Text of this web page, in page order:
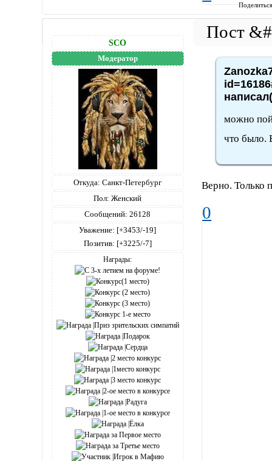
SCO
Модератор
Откуда: Санкт-Петербург
Пол: Женский
Сообщений: 26128
Уважение: [+3453/-19]
Позитив: [+3225/-7]
Награды:
можно
что было.
Верно. Только
0